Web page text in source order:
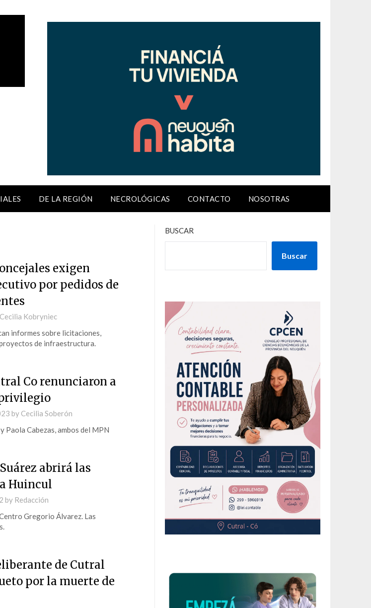
DE LA REGIÓN NECROLÓGICAS CONTACTO NOSOTRAS
exigen
por pedidos de
Cecilia Kobryniec
informes sobre licitaciones,
de infraestructura.
Co renunciaron a
by Cecilia Soberón
Paola Cabezas, ambos del MPN
abrirá las
Huincul
by Redacción
Gregorio Álvarez. Las
de Cutral
por la muerte de
BUSCAR
Buscar